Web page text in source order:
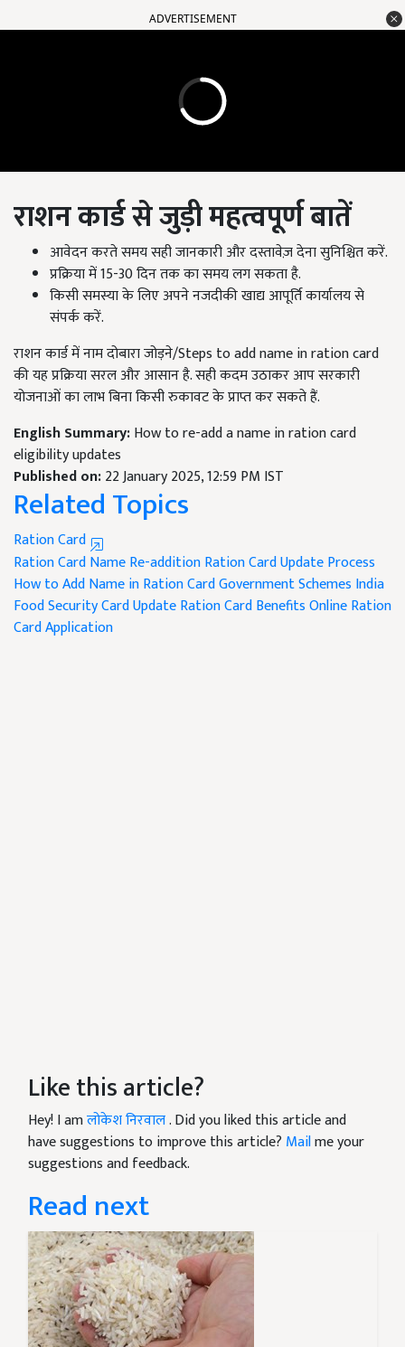
ADVERTISEMENT
राशन कार्ड से जुड़ी महत्वपूर्ण बातें
आवेदन करते समय सही जानकारी और दस्तावेज़ देना सुनिश्चित करें.
प्रक्रिया में 15-30 दिन तक का समय लग सकता है.
किसी समस्या के लिए अपने नजदीकी खाद्य आपूर्ति कार्यालय से
संपर्क करें.
राशन कार्ड में नाम दोबारा जोड़ने/Steps to add name in ration card
की यह प्रक्रिया सरल और आसान है. सही कदम उठाकर आप सरकारी
योजनाओं का लाभ बिना किसी रुकावट के प्राप्त कर सकते हैं.
English Summary:How to re-add a name in ration card
eligibility updates
Published on:22 January 2025, 12:59 PM IST
Related Topics
Ration Card
Ration Card Name Re-additionRation Card Update Process
How to Add Name in Ration CardGovernment Schemes India
Food Security Card UpdateRation Card BenefitsOnline Ration
Card Application
Like this article?
Hey! I amलोकेश निरवाल. Did you liked this article and
have suggestions to improve this article? Mailme your
suggestions and feedback.
Read next